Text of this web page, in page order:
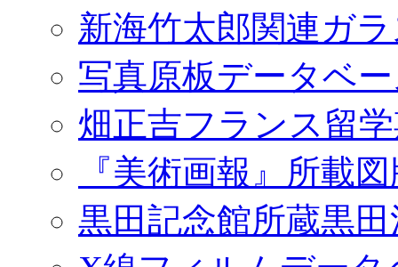
新海竹太郎関連ガ
写真原板データベ
畑正吉フランス留
『美術画報』所載
黒田記念館所蔵黒